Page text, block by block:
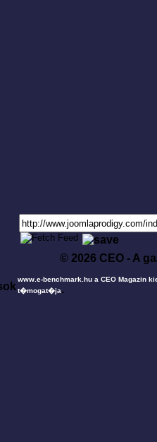
© 2026 CEO - A
www.e-benchmark.hu a CEO Magazin
t�mogat�ja.